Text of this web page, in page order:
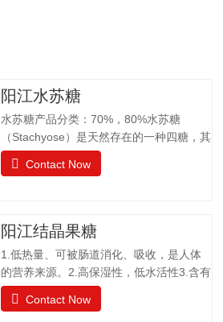
阳江水苏糖
水苏糖产品分类：70%，80%水苏糖
（Stachyose）是天然存在的一种四糖，其
结构有两个半乳糖、一个葡萄糖和一个果
糖组成。是一种非还原性功能低聚糖，水
口感清爽，无异味；作为普通食品生产经
营。物理特性：甜度为蔗糖的22%易溶于
水，溶解度为130g（20℃），不同于乙
醚、乙醇等有机溶剂保湿性和吸湿性均小
于蔗糖，但高于高果糖浆渗透压与蔗糖相
差不大水苏糖没有还原性可添加在液体食
Contact Now
阳江结晶果糖
1.低热量、可被肠道消化、吸收，是人体
的营养来源。2.高保湿性，低水活性3.含有
醛基，可发生美拉德反应，使烘焙食品上
色。 4.冰点降低能力5.不易结晶性6.与其
Contact Now